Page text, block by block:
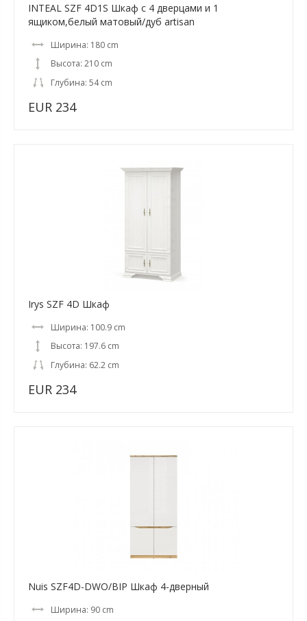
INTEAL SZF 4D1S Шкаф с 4 дверцами и 1
ящиком,белый матовый/дуб artisan
Ширина: 180 cm
Высота: 210 cm
Глубина: 54 cm
EUR 234
Irys SZF 4D Шкаф
Ширина: 100.9 cm
Высота: 197.6 cm
Глубина: 62.2 cm
EUR 234
Nuis SZF4D-DWO/BIP Шкаф 4-дверный
Ширина: 90 cm